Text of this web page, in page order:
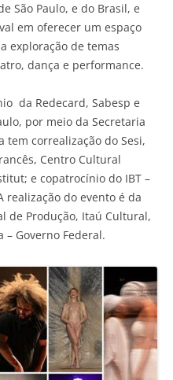
São Paulo, e do Brasil, e
em oferecer um espaço
exploração de temas
dança e performance.
da Redecard, Sabesp e
por meio da Secretaria
correalização do Sesi,
Centro Cultural
e copatrocínio do IBT –
realização do evento é da
de Produção, Itaú Cultural,
– Governo Federal.